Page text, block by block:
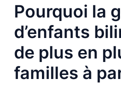
Pourquoi la
d’enfants
de plus en
familles à